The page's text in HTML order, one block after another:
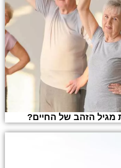
מגיל הזהב של החיים?